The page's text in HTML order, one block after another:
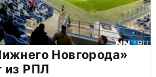
Новгорода»
из РПЛ